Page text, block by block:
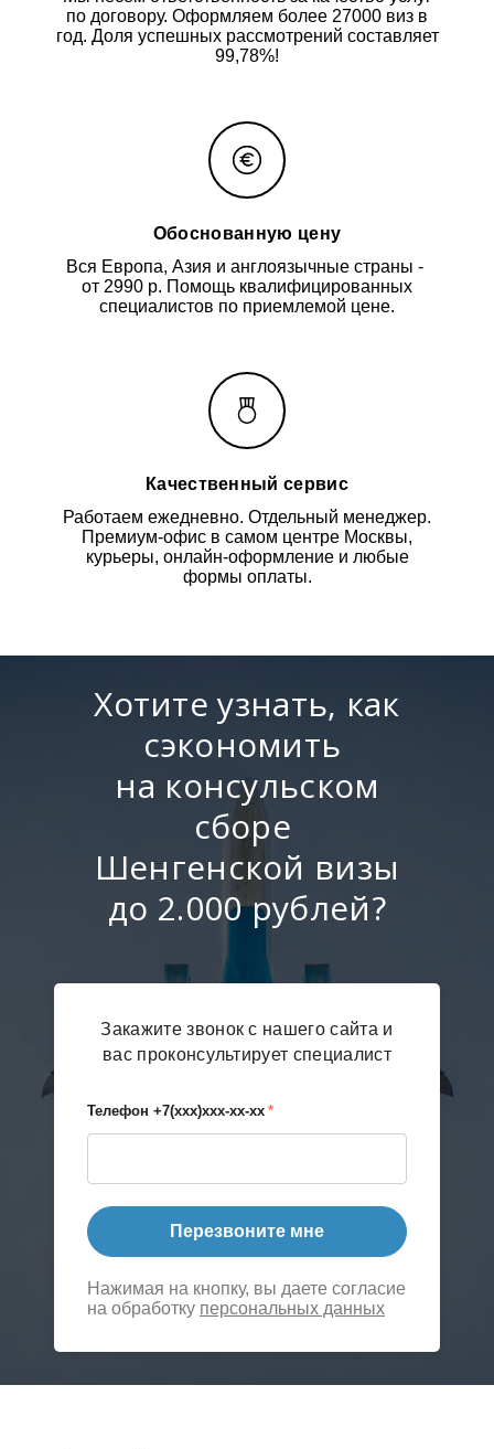
по договору. Оформляем более 27000 виз в
год. Доля успешных рассмотрений составляет
99,78%!
Обоснованную цену
Вся Европа, Азия и англоязычные страны -
от 2990 р. Помощь квалифицированных
специалистов по приемлемой цене.
Качественный сервис
Работаем ежедневно. Отдельный менеджер.
Премиум-офис в самом центре Москвы,
курьеры, онлайн-оформление и любые
формы оплаты.
Хотите узнать, как
сэкономить
на консульском
сборе
Шенгенской визы
до 2.000 рублей?
Закажите звонок с нашего сайта и
вас проконсультирует специалист
Телефон +7(xxx)xxx-xx-xx *
Перезвоните мне
Нажимая на кнопку, вы даете согласие
на обработку персональных данных